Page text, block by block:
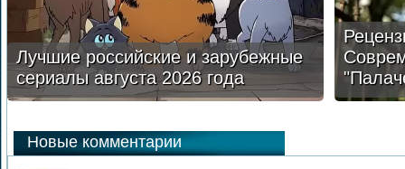
Лучшие российские и зарубежные
сериалы августа 2026 года
Новые комментарии